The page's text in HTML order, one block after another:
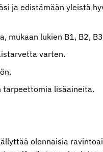
ja edistämään yleistä
mukaan lukien B1, B2,
varten.
lisäaineita.
olennaisia